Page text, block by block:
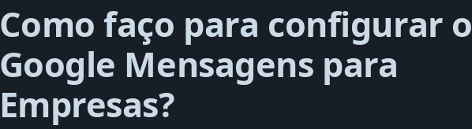
Como faço para configurar o
Google Mensagens para
Empresas?